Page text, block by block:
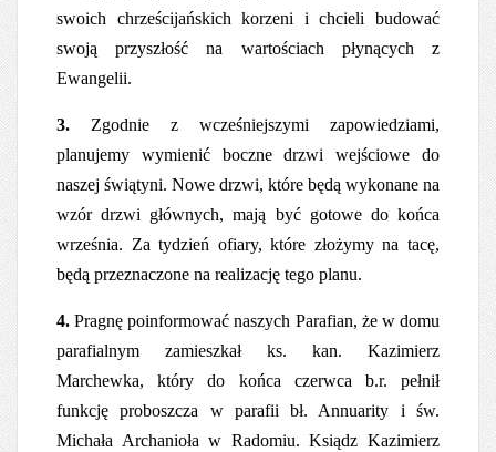
swoich chrześcijańskich korzeni i chcieli budować
swoją przyszłość na wartościach płynących z
Ewangelii.
3. Zgodnie z wcześniejszymi zapowiedziami,
planujemy wymienić boczne drzwi wejściowe do
naszej świątyni. Nowe drzwi, które będą wykonane na
wzór drzwi głównych, mają być gotowe do końca
września. Za tydzień ofiary, które złożymy na tacę,
będą przeznaczone na realizację tego planu.
4. Pragnę poinformować naszych Parafian, że w domu
parafialnym zamieszkał ks. kan. Kazimierz
Marchewka, który do końca czerwca b.r. pełnił
funkcję proboszcza w parafii bł. Annuarity i św.
Michała Archanioła w Radomiu. Ksiądz Kazimierz